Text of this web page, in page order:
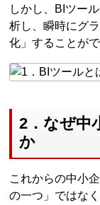
しかし、BIツー
析し、瞬時にグ
化」することが
2．なぜ中
か
これからの中小
の一つ」ではな